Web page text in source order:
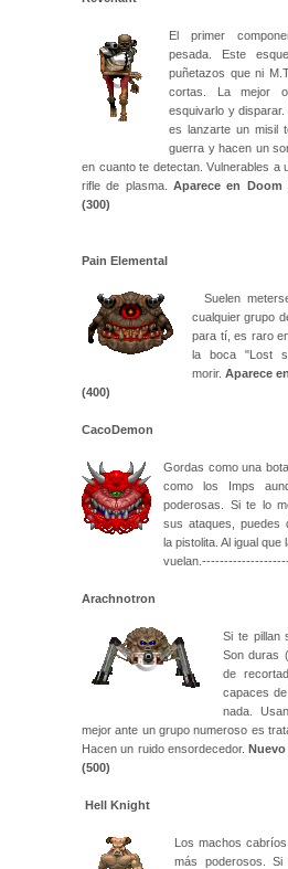
El primer
pesada. Este
puñetazos que ni
cortas. La mejor
esquivarlo y
es lanzarte un misil
guerra y hacen un
en cuanto te detectan. Vulnerables a
rifle de plasma. Aparece en Doom
(300)
Pain Elemental
Suelen
cualquier grupo
para tí, es raro
la boca "Lost
morir. Aparece
(400)
CacoDemon
Gordas como una
como los Imps
poderosas. Si te lo
sus ataques, puedes
la pistolita. Al igual
Arachnotron
Si te pillan
Son duras
de
capaces
nada.
mejor ante un grupo numeroso es
Hacen un ruido ensordecedor.
(500)
Hell Knight
Los machos
más poderosos.